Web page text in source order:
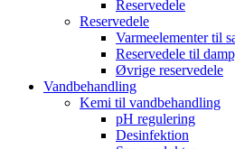
Reservedele
Reservedele
Varmeelementer til
Reservedele til
Øvrige reservedele
Vandbehandling
Kemi til vandbehandling
pH regulering
Desinfektion